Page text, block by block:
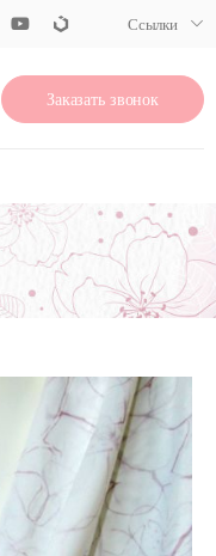
Ссылки
Заказать звонок